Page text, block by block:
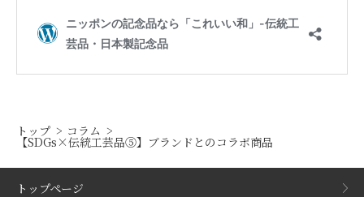
トップ コラム
【SDGs×伝統工芸品⑤】ブランドとのコラボ商品
トップページ